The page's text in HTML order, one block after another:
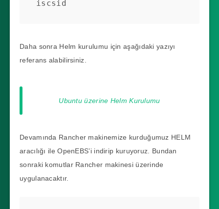
iscsid
Daha sonra Helm kurulumu için aşağıdaki yazıyı
referans alabilirsiniz.
Ubuntu üzerine Helm Kurulumu
Devamında Rancher makinemize kurduğumuz HELM
aracılığı ile OpenEBS’i indirip kuruyoruz. Bundan
sonraki komutlar Rancher makinesi üzerinde
uygulanacaktır.